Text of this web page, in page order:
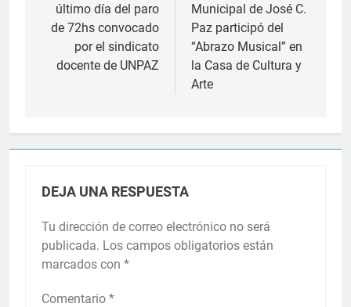
entradas
último día del paro
de 72hs convocado
por el sindicato
docente de UNPAZ
Municipal de José C.
Paz participó del
“Abrazo Musical” en
la Casa de Cultura y
Arte
DEJA UNA RESPUESTA
Tu dirección de correo electrónico no será
publicada. Los campos obligatorios están
marcados con *
Comentario *